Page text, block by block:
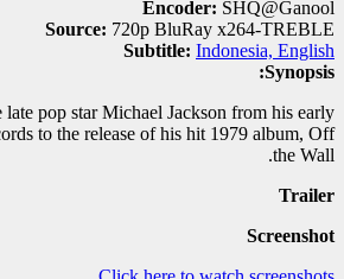
Encoder: SHQ@Ganool
Source: 720p BluRay x264-TREBLE
Subtitle: Indonesia, English
Synopsis:
pop star Michael Jackson from his early
to the release of his hit 1979 album, Off
the Wall.
Trailer
Screenshot